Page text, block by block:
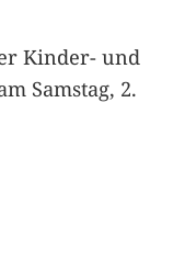
Kinder- und
Samstag, 2.